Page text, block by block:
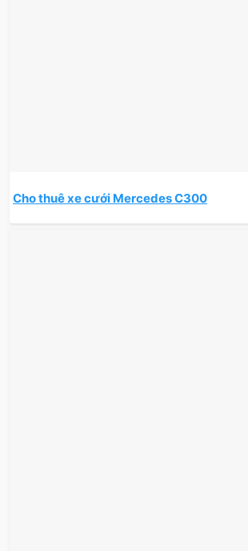
Cho thuê xe cưới Mercedes C300